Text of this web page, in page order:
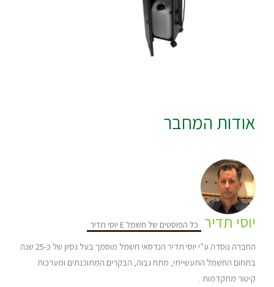
אודות המחבר
יוסי תדיר כל הפוסטים של חשמל E יוסי תדיר
החברה נוסדה ע”י יוסי תדיר הנדסאי חשמל מוסמך בעל נסיון של כ-25 שנה
בתחום החשמל התעשייתי, מתח גבוה, הבקרים המתוכנתים ומערכות
קיטור מתקדמות .